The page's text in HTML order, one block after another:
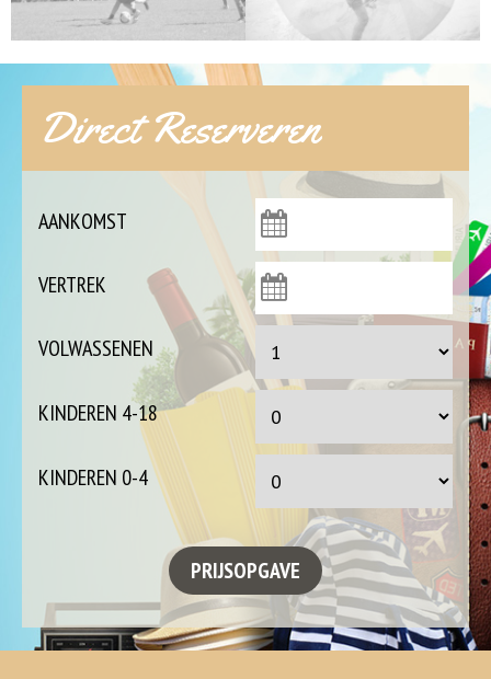
Direct Reserveren
AANKOMST
VERTREK
VOLWASSENEN
KINDEREN 4-18
KINDEREN 0-4